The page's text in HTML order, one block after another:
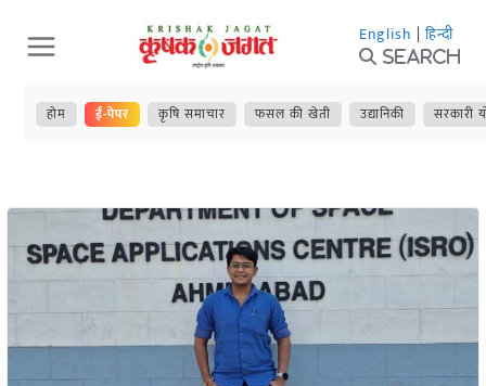
Skip
to
content
English | हिन्दी
Search
होम ई-पेपर कृषि समाचार फसल की खेती उद्यानिकी सरकारी